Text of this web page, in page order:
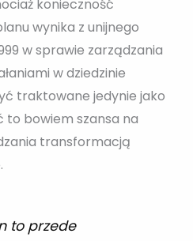
konieczność
wynika z unijnego
w sprawie zarządzania
w dziedzinie
traktowane jedynie jako
to bowiem szansa na
transformacją
to przede